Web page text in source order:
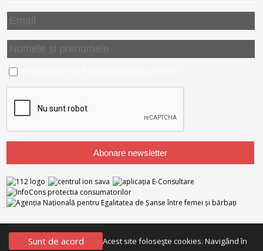
Parteneri
Confidențialitate
Sunt de acord Acest site foloseşte cookies. Navigând în